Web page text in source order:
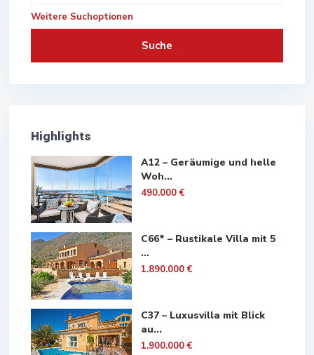
Weitere Suchoptionen
Suche
Highlights
A12 – Geräumige und helle
Woh...
490.000 €
C66* – Rustikale Villa mit 5
...
1.890.000 €
C37 – Luxusvilla mit Blick
au...
1.900.000 €